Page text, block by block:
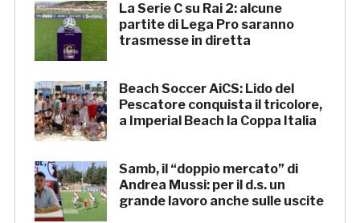
La Serie C su Rai 2: alcune
partite di Lega Pro saranno
trasmesse in diretta
Beach Soccer AiCS: Lido del
Pescatore conquista il tricolore,
a Imperial Beach la Coppa Italia
Samb, il “doppio mercato” di
Andrea Mussi: per il d.s. un
grande lavoro anche sulle uscite